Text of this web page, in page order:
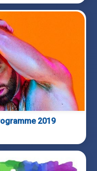
2019